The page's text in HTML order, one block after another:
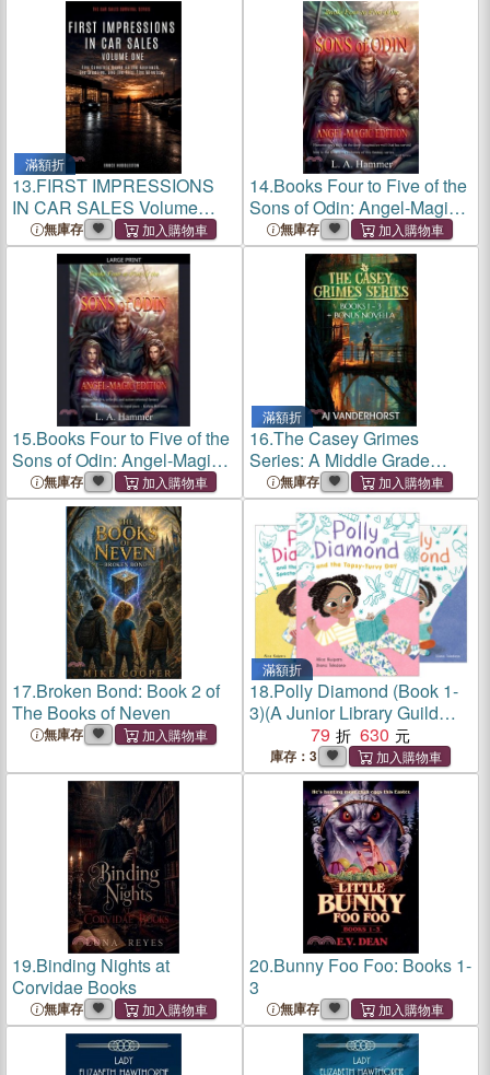
滿額折
13.FIRST IMPRESSIONS
IN CAR SALES Volume
One: Five Complete Books
on the Approach, the
Greeting, and the First Five
Minutes
無庫存
14.Books Four to Five of the
Sons of Odin: Angel-Magic
Edition
無庫存
15.Books Four to Five of the
Sons of Odin: Angel-Magic
Edition
無庫存
滿額折
16.The Casey Grimes
Series: A Middle Grade
Fantasy Action Adventure
Collection (Casey Grimes
Books 1-3 + Bonus Novella)
無庫存
17.Broken Bond: Book 2 of
The Books of Neven
無庫存
滿額折
18.Polly Diamond (Book 1-
3)(A Junior Library Guild
Selection)
79 630
庫存：3
19.Binding Nights at
Corvidae Books
無庫存
20.Bunny Foo Foo: Books 1-
3
無庫存